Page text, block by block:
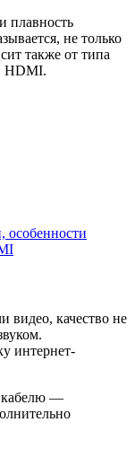
плавность
не только
также от типа
HDMI.
особенности
видео, качество не
интернет-
кабелю —